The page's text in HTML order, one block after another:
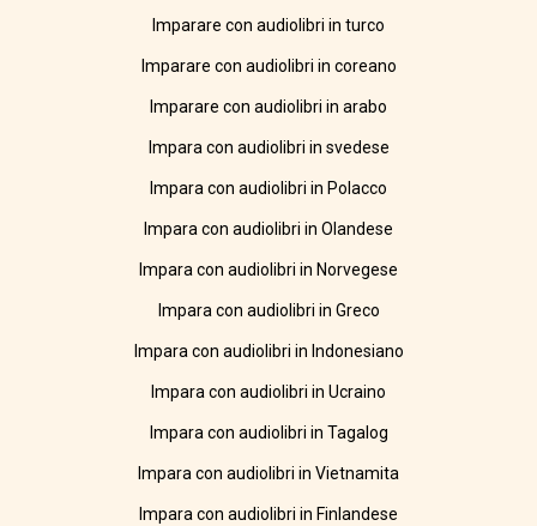
Imparare con audiolibri in turco
Imparare con audiolibri in coreano
Imparare con audiolibri in arabo
Impara con audiolibri in svedese
Impara con audiolibri in Polacco
Impara con audiolibri in Olandese
Impara con audiolibri in Norvegese
Impara con audiolibri in Greco
Impara con audiolibri in Indonesiano
Impara con audiolibri in Ucraino
Impara con audiolibri in Tagalog
Impara con audiolibri in Vietnamita
Impara con audiolibri in Finlandese